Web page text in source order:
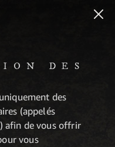
DES
des
(appelés
afin de vous offrir
vous